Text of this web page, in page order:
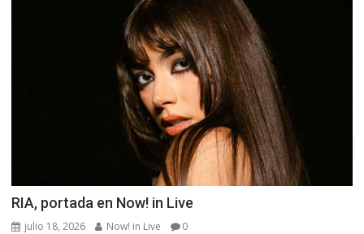
RIA, portada en Now! in Live
julio 18, 2026 Now! in Live 0